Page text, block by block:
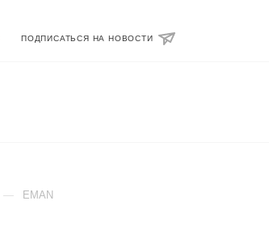
ПОДПИСАТЬСЯ НА НОВОСТИ
EMAN